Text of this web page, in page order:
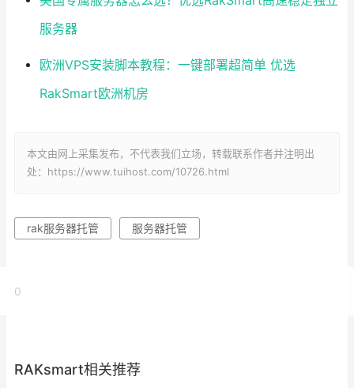
服务器
欧洲VPS安装脚本教程：一键部署超简单 优选
RakSmart欧洲机房
本文由网上采集发布，不代表我们立场，转载联系作者并注明出
处：https://www.tuihost.com/10726.html
rak服务器托管 服务器托管
0
RAKsmart相关推荐